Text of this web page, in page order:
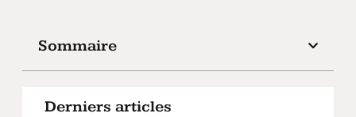
Sommaire
Derniers articles